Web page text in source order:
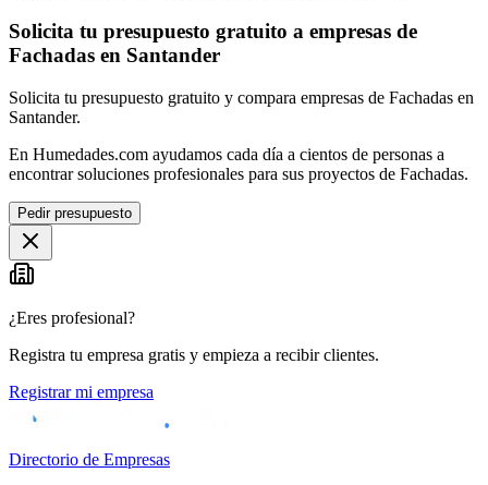
Solicita tu presupuesto gratuito a empresas de
Fachadas en Santander
Solicita tu presupuesto gratuito y compara empresas de Fachadas en
Santander.
En Humedades.com ayudamos cada día a cientos de personas a
encontrar soluciones profesionales para sus proyectos de Fachadas.
Pedir presupuesto
¿Eres profesional?
Registra tu empresa gratis y empieza a recibir clientes.
Registrar mi empresa
Directorio de Empresas